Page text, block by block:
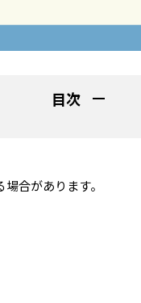
目次
合があります。